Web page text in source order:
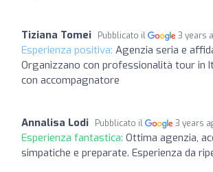
Tiziana Tomei Pubblicato il 3 years
Esperienza positiva: Agenzia seria e
Organizzano con professionalità tour in
con accompagnatore
Annalisa Lodi Pubblicato il 3 years
Esperienza fantastica: Ottima agenzia,
simpatiche e preparate. Esperienza da